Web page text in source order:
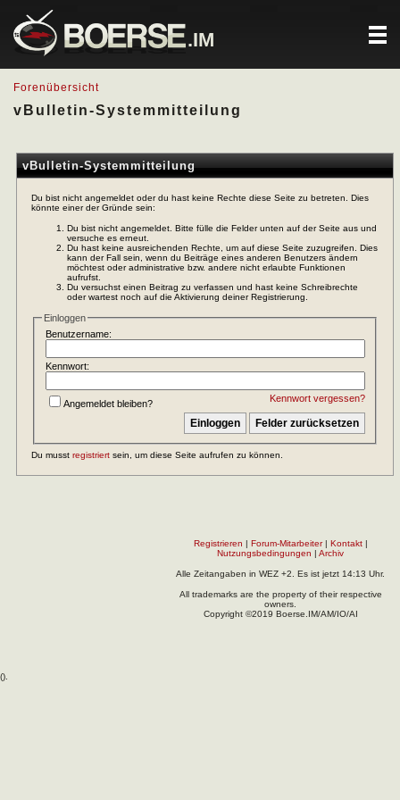
.IM
Forenübersicht
vBulletin-Systemmitteilung
vBulletin-Systemmitteilung
Du bist nicht angemeldet oder du hast keine Rechte diese Seite zu betreten. Dies
könnte einer der Gründe sein:
Du bist nicht angemeldet. Bitte fülle die Felder unten auf der Seite aus und
versuche es erneut.
Du hast keine ausreichenden Rechte, um auf diese Seite zuzugreifen. Dies
kann der Fall sein, wenn du Beiträge eines anderen Benutzers ändern
möchtest oder administrative bzw. andere nicht erlaubte Funktionen
aufrufst.
Du versuchst einen Beitrag zu verfassen und hast keine Schreibrechte
oder wartest noch auf die Aktivierung deiner Registrierung.
Einloggen
Benutzername:
Kennwort:
Kennwort vergessen?
Angemeldet bleiben?
Du musst registriert sein, um diese Seite aufrufen zu können.
Registrieren | Forum-Mitarbeiter| Kontakt|
Nutzungsbedingungen | Archiv
Alle Zeitangaben in WEZ +2. Es ist jetzt 14:13 Uhr.
All trademarks are the property of their respective
owners.
Copyright ©2019 Boerse.IM/AM/IO/AI
().